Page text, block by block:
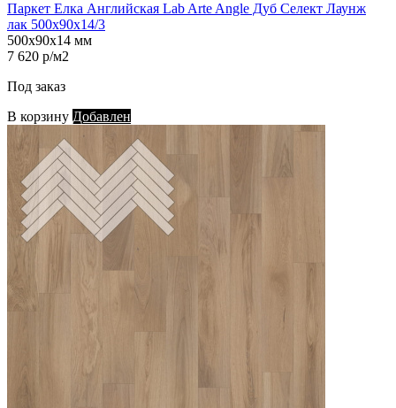
Паркет Елка Английская Lab Arte Angle Дуб Селект Лаунж
лак 500х90х14/3
500х90х14 мм
7 620 р/м2
Под заказ
В корзину Добавлен